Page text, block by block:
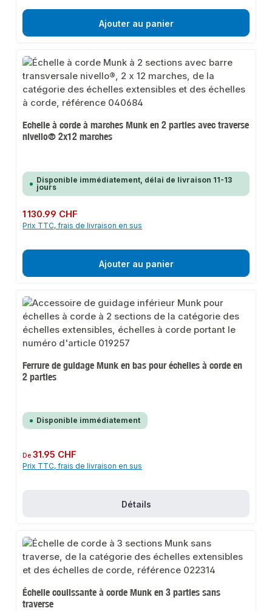
Ajouter au panier
Echelle à corde à marches Munk en 2 parties avec traverse
nivello® 2x12 marches
Disponible immédiatement, délai de livraison 11-13
jours
Prix régulier :
1 130.99 CHF
Prix TTC, frais de livraison en sus
Ajouter au panier
Ferrure de guidage Munk en bas pour échelles à corde en
2 parties
Disponible immédiatement
Prix régulier :
De31.95 CHF
Prix TTC, frais de livraison en sus
Détails
Échelle coulissante à corde Munk en 3 parties sans
traverse